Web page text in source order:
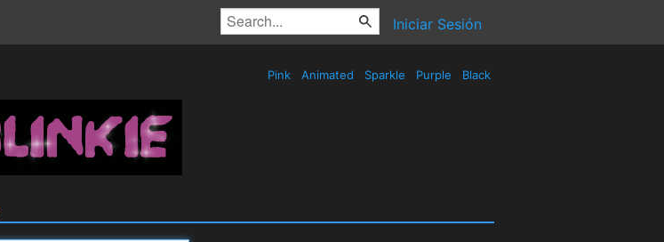
Iniciar Sesión
Pink Animated Sparkle Purple Black